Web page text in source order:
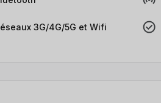
3G/4G/5G et Wifi